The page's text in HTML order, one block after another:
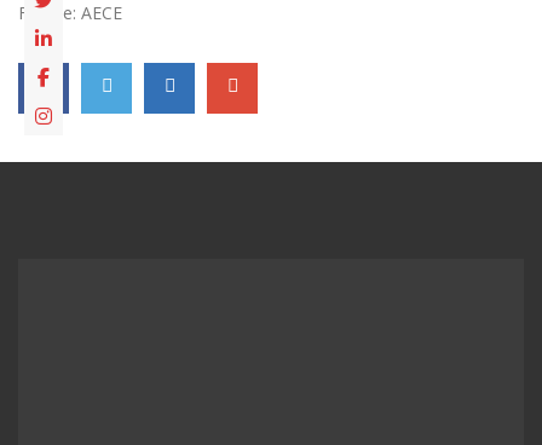
Fuente: AECE